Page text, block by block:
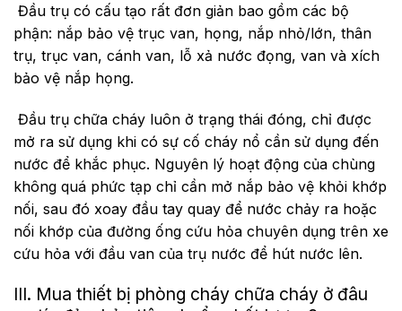
Đầu trụ có cấu tạo rất đơn giản bao gồm các bộ
phận: nắp bảo vệ trục van, họng, nắp nhỏ/lớn, thân
trụ, trục van, cánh van, lỗ xả nước đọng, van và xích
bảo vệ nắp họng.
Đầu trụ chữa cháy luôn ở trạng thái đóng, chỉ được
mở ra sử dụng khi có sự cố cháy nổ cần sử dụng đến
nước để khắc phục. Nguyên lý hoạt động của chùng
không quá phức tạp chỉ cần mở nắp bảo vệ khỏi khớp
nối, sau đó xoay đầu tay quay để nước chảy ra hoặc
nối khớp của đường ống cứu hỏa chuyên dụng trên xe
cứu hỏa với đầu van của trụ nước để hút nước lên.
III. Mua thiết bị phòng cháy chữa cháy ở đâu